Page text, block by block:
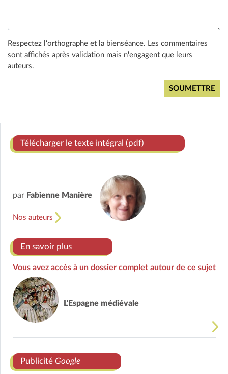
Respectez l'orthographe et la bienséance. Les commentaires
sont affichés après validation mais n'engagent que leurs
auteurs.
Télécharger le texte intégral (pdf)
par Fabienne Manière
Nos auteurs
En savoir plus
Vous avez accès à un dossier complet autour de ce sujet
L'Espagne médiévale
Publicité Google